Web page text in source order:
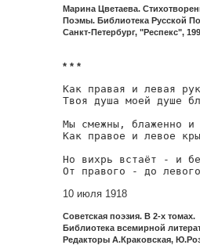
Марина Цветаева.
Поэмы. Библиотека Русской
Санкт-Петербург, "Респекс",
* * *
Как правая и левая
Твоя душа моей душе
Мы смежны, блаженно и
Как правое и левое
Но вихрь встаёт - и
От правого - до
10 июля 1918
Советская поэзия. В 2-х томах.
Библиотека всемирной
Редакторы А.Краковская,